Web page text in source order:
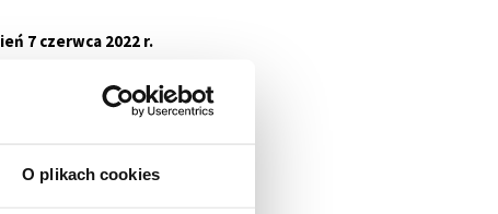
O plikach cookies
7 czerwca 2022 r.
Zgromadzenie